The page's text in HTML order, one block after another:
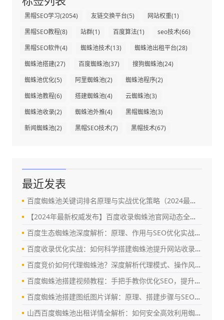
黑帽SEO学习(2054) 友链交换平台(5) 网站权重(1)
黑帽SEO教程(8) 站群(1) 百度算法(1) seo技术(66)
黑帽SEO软件(4) 蜘蛛池技术(13) 蜘蛛池出租平台(28)
蜘蛛池搭建(27) 百度蜘蛛池(37) 搜狗蜘蛛池(24)
蜘蛛池优化(5) 阿里蜘蛛池(2) 蜘蛛池程序(2)
蜘蛛池教程(6) 搭建蜘蛛池(4) 云蜘蛛池(3)
蜘蛛池收录(2) 蜘蛛池外推(4) 黑帽蜘蛛池(3)
新闻蜘蛛池(2) 黑帽SEO技术(7) 黑帽技术(67)
最近发表
百度蜘蛛池关键词排名原理与实战优化策略（2024最新指南）
【2024年最新权威发布】百度收录蜘蛛池官网动态全解析：真相、风险与替代方案
百度生态蜘蛛池深度解析：原理、作用与SEO优化实战指南
百度收录优化实战：如何科学搭建蜘蛛池提升网站收录效率（SEO深度指南）
百度竞价如何代理蜘蛛池？深度解析代理模式、操作风险与合规优化策略
百度蜘蛛池搭建视频教程：手把手教你优化SEO，提升百度收录与排名
百度蜘蛛池搭建图纸图片详解：原理、搭建步骤与SEO优化实战指南
山西百度蜘蛛池出租详情全解析：如何安全高效利用蜘蛛池提升网站权重？